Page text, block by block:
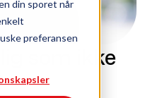
din sporet når
preferansen
som ikke